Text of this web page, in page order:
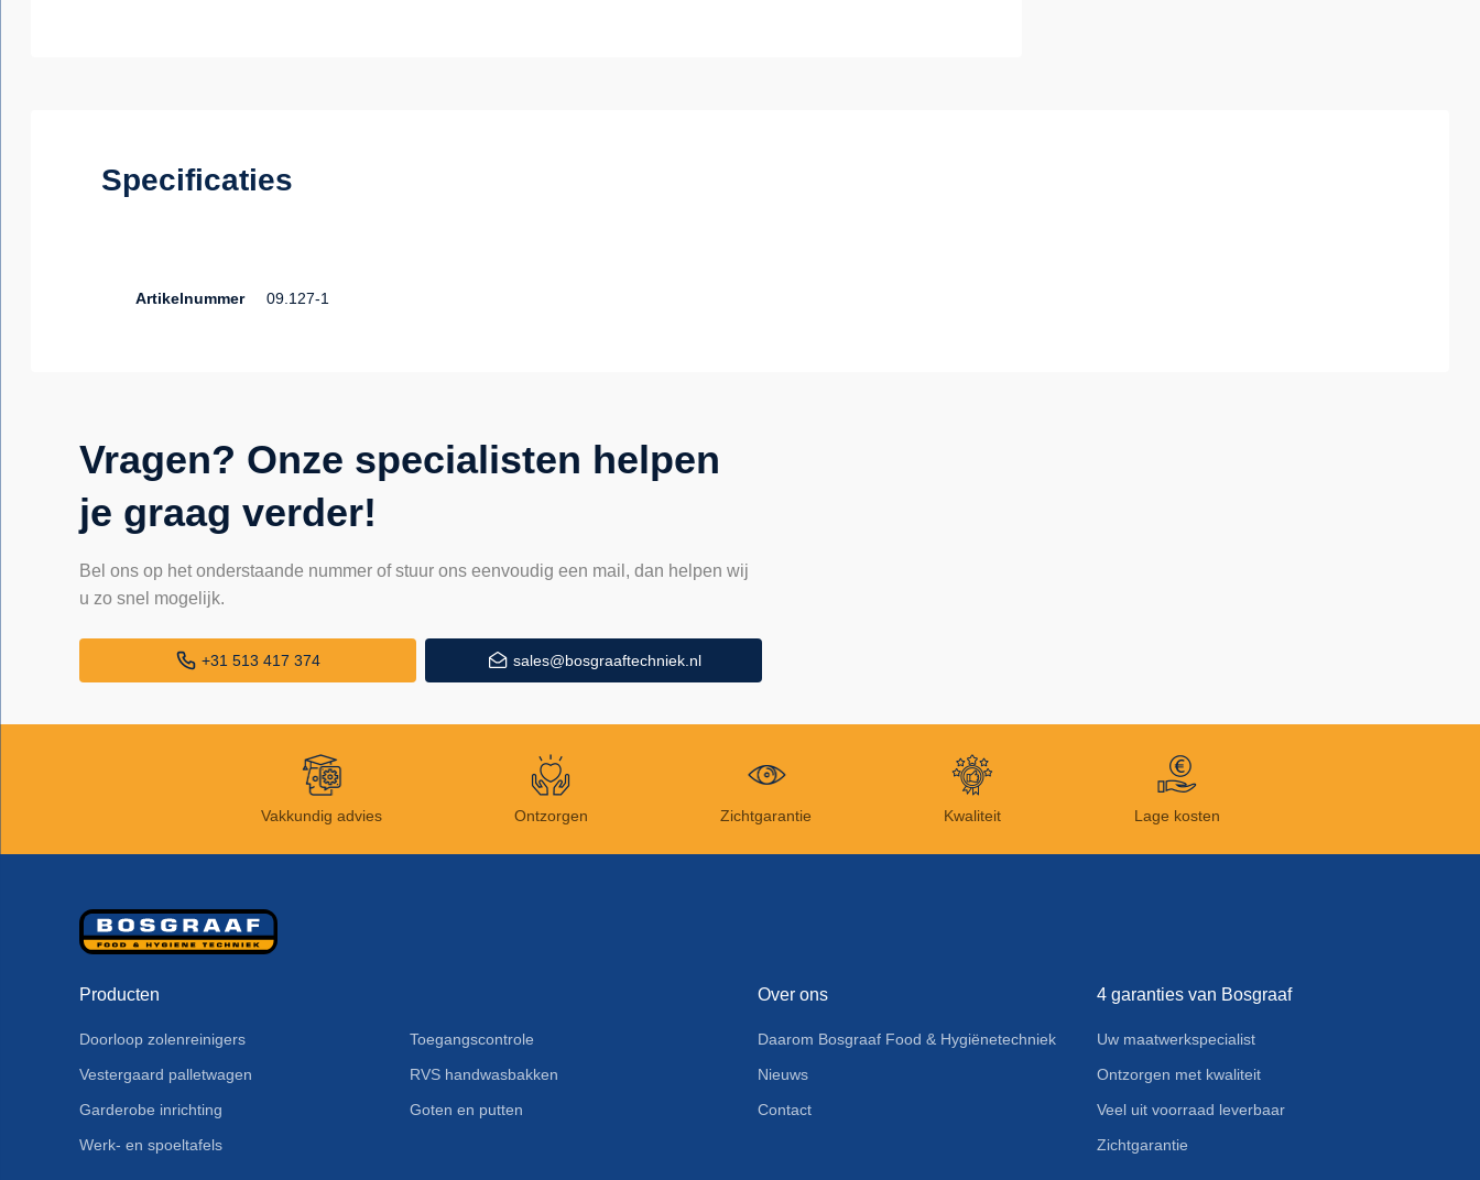
Specificaties
Artikelnummer 09.127-1
Vragen? Onze specialisten helpen
je graag verder!
Bel ons op het onderstaande nummer of stuur ons eenvoudig een mail, dan helpen wij
u zo snel mogelijk.
+31 513 417 374 sales@bosgraaftechniek.nl
Vakkundig advies Ontzorgen Zichtgarantie Kwaliteit Lage kosten
Producten
Doorloop zolenreinigers
Vestergaard palletwagen
Garderobe inrichting
Werk- en spoeltafels
Toegangscontrole
RVS handwasbakken
Goten en putten
Over ons
Daarom Bosgraaf Food & Hygiënetechniek
Nieuws
Contact
4 garanties van Bosgraaf
Uw maatwerkspecialist
Ontzorgen met kwaliteit
Veel uit voorraad leverbaar
Zichtgarantie